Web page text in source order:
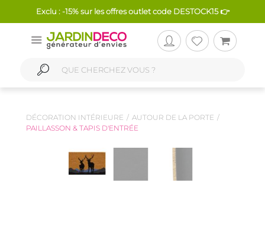
Exclu : -15% sur les offres outlet code DESTOCK15 👉
DÉCORATION INTÉRIEURE
AUTOUR DE LA PORTE
PAILLASSON & TAPIS D'ENTRÉE